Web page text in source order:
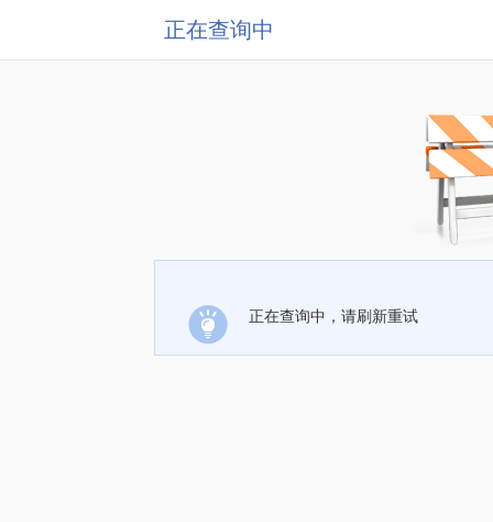
正在查询中
正在查询中，请刷新重试